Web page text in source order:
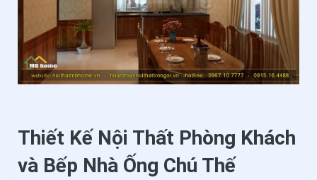
Thiết Kế Nội Thất Phòng Khách
và Bếp Nhà Ống Chú Thế